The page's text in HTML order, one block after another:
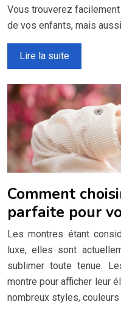
Vous trouverez
de vos enfants, mais
Lire la suite
Comment
parfaite pour
Les montres étant
luxe, elles sont
sublimer toute tenue.
montre pour afficher leur
nombreux styles,